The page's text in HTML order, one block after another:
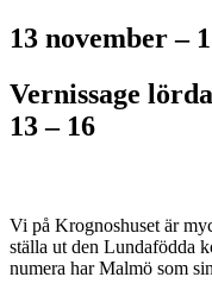
13 november –
Vernissage
13 – 16
Vi på Krognoshuset är
ställa ut den Lundafödda
numera har Malmö som